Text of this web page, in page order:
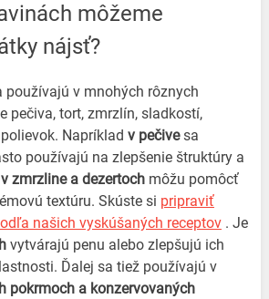
nájsť?
používajú v mnohých rôznych
pečiva, tort, zmrzlín, sladkostí,
Napríklad v pečivesa
používajú na zlepšenie štruktúry a
v zmrzline a dezertochmôžu pomôcť
textúru. Skúste si pripraviť
našich vyskúšaných receptov. Je
vytvárajú penu alebo zlepšujú ich
Ďalej sa tiež používajú v
pokrmoch a konzervovaných